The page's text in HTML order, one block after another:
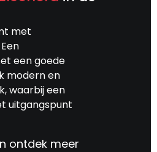
met
een goede
modern en
waarbij een
uitgangspunt
ontdek meer